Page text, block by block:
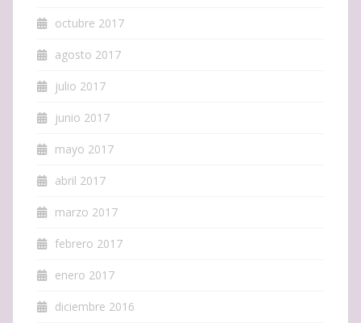
octubre 2017
agosto 2017
julio 2017
junio 2017
mayo 2017
abril 2017
marzo 2017
febrero 2017
enero 2017
diciembre 2016